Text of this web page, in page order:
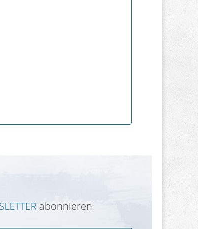
abonnieren